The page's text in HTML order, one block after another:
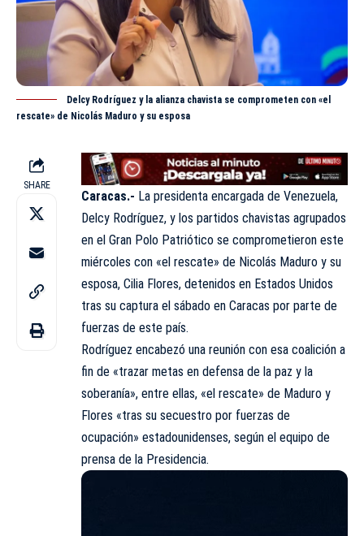
Delcy Rodríguez y la alianza chavista se comprometen con «el
rescate» de Nicolás Maduro y su esposa
SHARE
Caracas.- La presidenta encargada de Venezuela,
Delcy Rodríguez, y los partidos chavistas agrupados
en el Gran Polo Patriótico se comprometieron este
miércoles con «el rescate» de Nicolás Maduro y su
esposa, Cilia Flores, detenidos en Estados Unidos
tras su captura el sábado en Caracas por parte de
fuerzas de este país.
Rodríguez encabezó una reunión con esa coalición a
fin de «trazar metas en defensa de la paz y la
soberanía», entre ellas, «el rescate» de Maduro y
Flores «tras su secuestro por fuerzas de
ocupación» estadounidenses, según el equipo de
prensa de la Presidencia.